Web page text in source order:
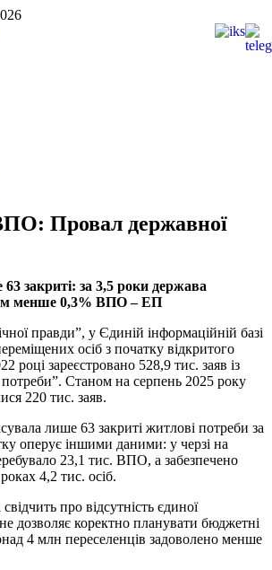
Провал державної
закриті: за 3,5 роки держава
менше 0,3% ВПО – ЕП
правди”, у Єдиній інформаційній базі
осіб з початку відкритого
році зареєстровано 528,9 тис. заяв із
потреби”. Станом на серпень 2025 року
220 тис. заяв.
лише 63 закриті житлові потреби за
оперує іншими даними: у черзі на
23,1 тис. ВПО, а забезпечено
4,2 тис. осіб.
про відсутність єдиної
дозволяє коректно планувати бюджетні
4 млн переселенців задоволено менше